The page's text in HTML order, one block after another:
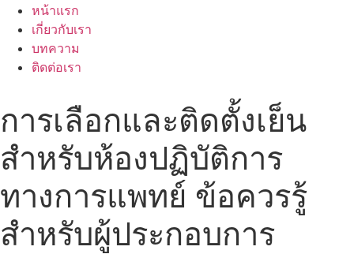
หน้าแรก
เกี่ยวกับเรา
บทความ
ติดต่อเรา
การเลือกและติดตั้งเย็น
สำหรับห้องปฏิบัติการ
ทางการแพทย์ ข้อควรรู้
สำหรับผู้ประกอบการ